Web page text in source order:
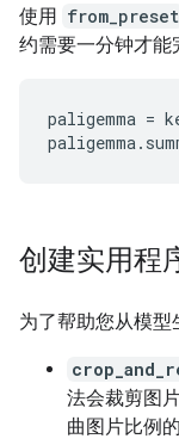
使用 from_preset
约需要一分钟才能
paligemma =
创建实用程
为了帮助您从模型
法会裁剪图
曲图片比例